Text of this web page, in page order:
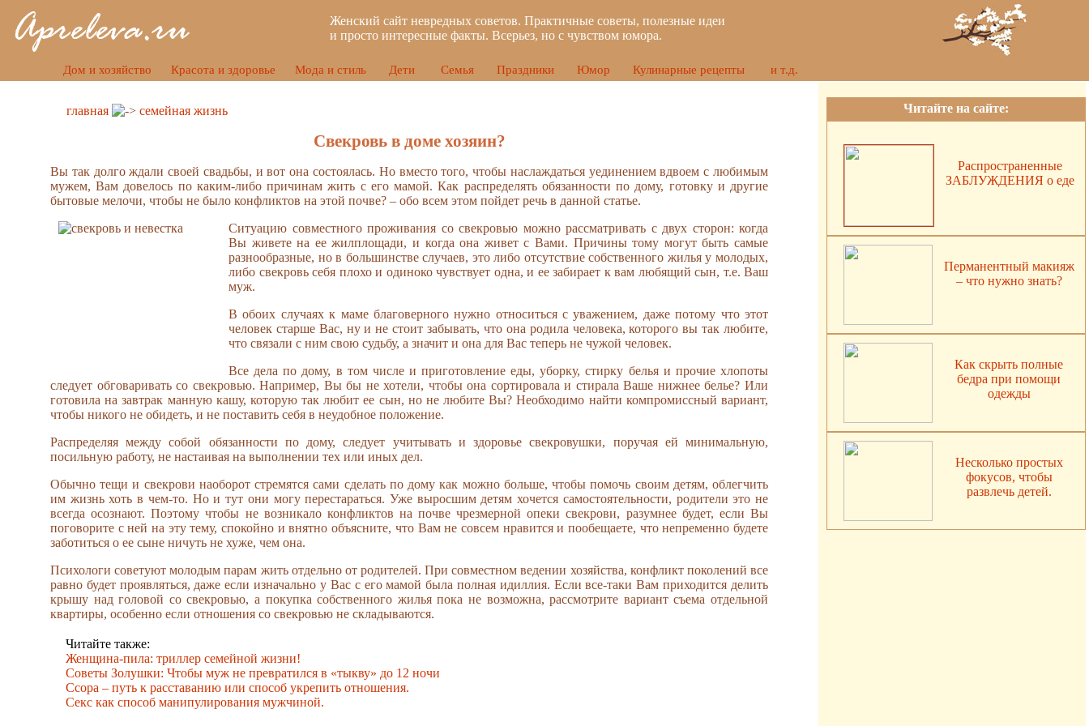
Женский сайт невредных советов. Практичные советы, полезные идеи
и просто интересные факты. Всерьез, но с чувством юмора.
Дом и хозяйство Красота и здоровье Мода и стиль Дети Семья Праздники Юмор Кулинарные рецепты и т.д.
главная семейная жизнь
Свекровь в доме хозяин?
Вы так долго ждали своей свадьбы, и вот она состоялась. Но вместо того, чтобы наслаждаться уединением вдвоем с любимым
мужем, Вам довелось по каким-либо причинам жить с его мамой. Как распределять обязанности по дому, готовку и другие
бытовые мелочи, чтобы не было конфликтов на этой почве? – обо всем этом пойдет речь в данной статье.
Ситуацию совместного проживания со свекровью можно рассматривать с двух сторон: когда
Вы живете на ее жилплощади, и когда она живет с Вами. Причины тому могут быть самые
разнообразные, но в большинстве случаев, это либо отсутствие собственного жилья у молодых,
либо свекровь себя плохо и одиноко чувствует одна, и ее забирает к вам любящий сын, т.е. Ваш
муж.
В обоих случаях к маме благоверного нужно относиться с уважением, даже потому что этот
человек старше Вас, ну и не стоит забывать, что она родила человека, которого вы так любите,
что связали с ним свою судьбу, а значит и она для Вас теперь не чужой человек.
Все дела по дому, в том числе и приготовление еды, уборку, стирку белья и прочие хлопоты
следует обговаривать со свекровью. Например, Вы бы не хотели, чтобы она сортировала и стирала Ваше нижнее белье? Или
готовила на завтрак манную кашу, которую так любит ее сын, но не любите Вы? Необходимо найти компромиссный вариант,
чтобы никого не обидеть, и не поставить себя в неудобное положение.
Распределяя между собой обязанности по дому, следует учитывать и здоровье свекровушки, поручая ей минимальную,
посильную работу, не настаивая на выполнении тех или иных дел.
Обычно тещи и свекрови наоборот стремятся сами сделать по дому как можно больше, чтобы помочь своим детям, облегчить
им жизнь хоть в чем-то. Но и тут они могу перестараться. Уже выросшим детям хочется самостоятельности, родители это не
всегда осознают. Поэтому чтобы не возникало конфликтов на почве чрезмерной опеки свекрови, разумнее будет, если Вы
поговорите с ней на эту тему, спокойно и внятно объясните, что Вам не совсем нравится и пообещаете, что непременно будете
заботиться о ее сыне ничуть не хуже, чем она.
Психологи советуют молодым парам жить отдельно от родителей. При совместном ведении хозяйства, конфликт поколений все
равно будет проявляться, даже если изначально у Вас с его мамой была полная идиллия. Если все-таки Вам приходится делить
крышу над головой со свекровью, а покупка собственного жилья пока не возможна, рассмотрите вариант съема отдельной
квартиры, особенно если отношения со свекровью не складываются.
Читайте также:
Женщина-пила: триллер семейной жизни!
Советы Золушки: Чтобы муж не превратился в «тыкву» до 12 ночи
Ссора – путь к расставанию или способ укрепить отношения.
Секс как способ манипулирования мужчиной.
Читайте на сайте:
Распространенные
ЗАБЛУЖДЕНИЯ о еде
Перманентный макияж
– что нужно знать?
Как скрыть полные
бедра при помощи
одежды
Несколько простых
фокусов, чтобы
развлечь детей.